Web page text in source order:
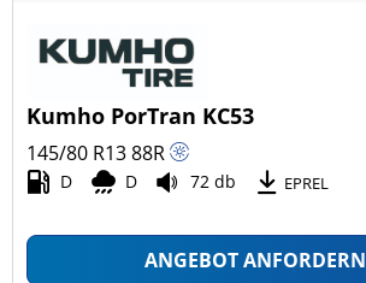
Kumho PorTran KC53
145/80 R1388R
D D 72 db EPREL
ANGEBOT ANFORDERN